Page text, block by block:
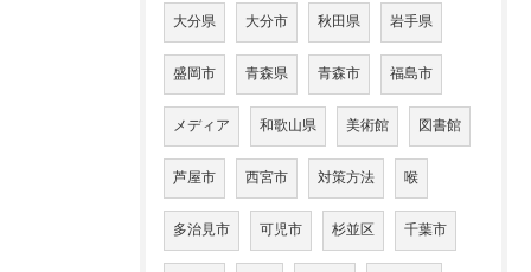
大分県 大分市 秋田県 岩手県
盛岡市 青森県 青森市 福島市
メディア 和歌山県 美術館 図書館
芦屋市 西宮市 対策方法 喉
多治見市 可児市 杉並区 千葉市